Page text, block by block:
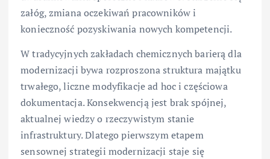
załóg, zmiana oczekiwań pracowników i
konieczność pozyskiwania nowych kompetencji.
W tradycyjnych zakładach chemicznych barierą dla
modernizacji bywa rozproszona struktura majątku
trwałego, liczne modyfikacje ad hoc i częściowa
dokumentacja. Konsekwencją jest brak spójnej,
aktualnej wiedzy o rzeczywistym stanie
infrastruktury. Dlatego pierwszym etapem
sensownej strategii modernizacji staje się